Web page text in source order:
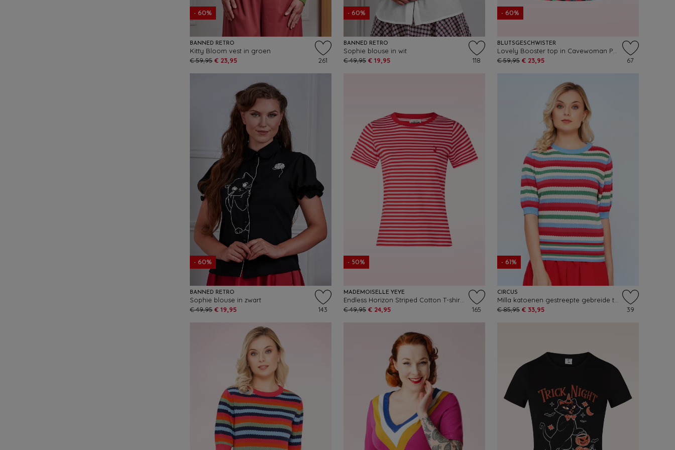
- 60%
BANNED RETRO
Kitty Bloom vest in groen
€ 59,95 € 23,95 261
- 60%
BANNED RETRO
Sophie blouse in wit
€ 49,95 € 19,95 118
- 60%
BLUTSGESCHWISTER
Lovely Booster top in Cavewoman Painting
€ 59,95 € 23,95 67
- 60%
BANNED RETRO
Sophie blouse in zwart
€ 49,95 € 19,95 143
- 50%
MADEMOISELLE YÉYÉ
Endless Horizon Striped Cotton T-shirt in rood en roze
€ 49,95 € 24,95 165
- 61%
CIRCUS
Milla katoenen gestreepte gebreide top in rood en multi
€ 85,95 € 33,95 39